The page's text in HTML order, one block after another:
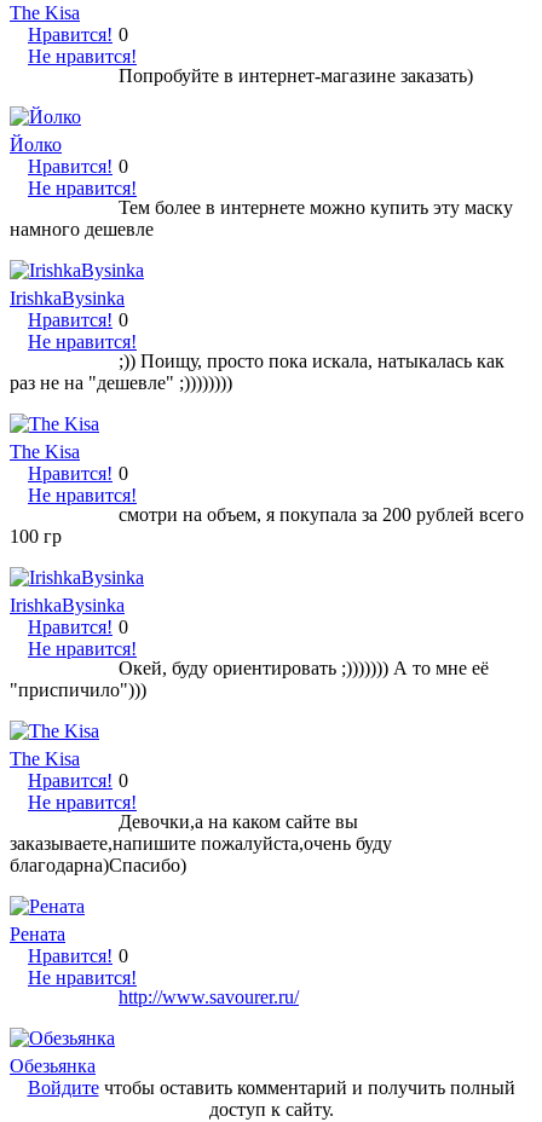
The Kisa
Нравится!
Не нравится!
0
Попробуйте в интернет-магазине заказать)
Йолко
Нравится!
Не нравится!
0
Тем более в интернете можно купить эту маску
намного дешевле
IrishkaBysinka
Нравится!
Не нравится!
0
;)) Поищу, просто пока искала, натыкалась как
раз не на "дешевле" ;))))))))
The Kisa
Нравится!
Не нравится!
0
смотри на объем, я покупала за 200 рублей всего
100 гр
IrishkaBysinka
Нравится!
Не нравится!
0
Окей, буду ориентировать ;))))))) А то мне её
"приспичило")))
The Kisa
Нравится!
Не нравится!
0
Девочки,а на каком сайте вы
заказываете,напишите пожалуйста,очень буду
благодарна)Спасибо)
Рената
Нравится!
Не нравится!
0
http://www.savourer.ru/
Обезьянка
Войдитечтобы оставить комментарий и получить полный
доступ к сайту.